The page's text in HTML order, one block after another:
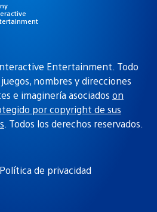
Entertainment. Todo
nombres y direcciones
e imaginería asociados on
por copyright de sus
. Todos los derechos reservados.
Política de privacidad